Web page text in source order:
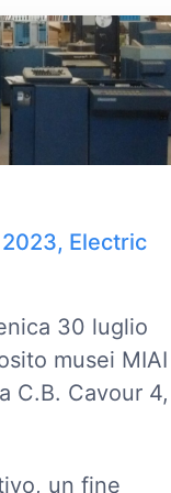
Electric
30 luglio
musei
C.B. Cavour 4,
un fine